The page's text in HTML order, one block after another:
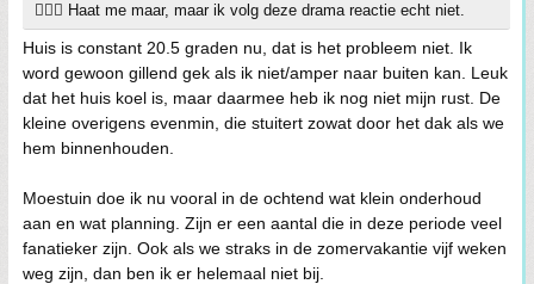
🤷🏻‍♂️ Haat me maar, maar ik volg deze drama reactie echt niet.
Huis is constant 20.5 graden nu, dat is het probleem niet. Ik
word gewoon gillend gek als ik niet/amper naar buiten kan. Leuk
dat het huis koel is, maar daarmee heb ik nog niet mijn rust. De
kleine overigens evenmin, die stuitert zowat door het dak als we
hem binnenhouden.
Moestuin doe ik nu vooral in de ochtend wat klein onderhoud
aan en wat planning. Zijn er een aantal die in deze periode veel
fanatieker zijn. Ook als we straks in de zomervakantie vijf weken
weg zijn, dan ben ik er helemaal niet bij.